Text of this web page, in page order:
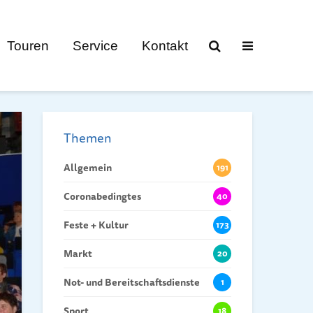
Touren Service Kontakt
Themen
Allgemein 191
Coronabedingtes 40
Feste + Kultur 173
Markt 20
Not- und Bereitschaftsdienste 1